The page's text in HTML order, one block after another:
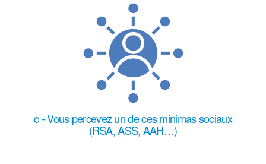
c - Vous percevez un de ces minimas sociaux
(RSA, ASS, AAH…)